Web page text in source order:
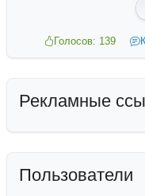
Голосов: 139
Рекламные
Пользователи